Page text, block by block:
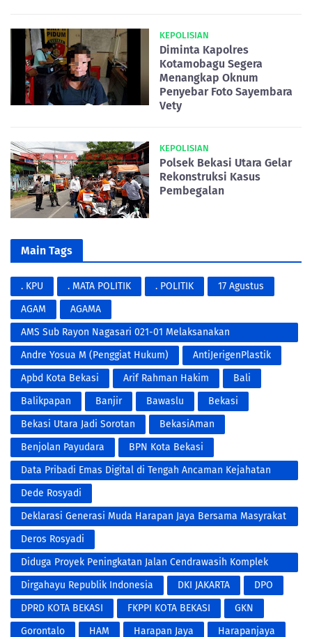
KEPOLISIAN
Diminta Kapolres
Kotamobagu Segera
Menangkap Oknum
Penyebar Foto Sayembara
Vety
KEPOLISIAN
Polsek Bekasi Utara Gelar
Rekonstruksi Kasus
Pembegalan
Main Tags
. KPU . MATA POLITIK . POLITIK
17 Agustus
AGAM
AGAMA
AMS Sub Rayon Nagasari 021-01 Melaksanakan
Penyemprotan Fogging DBD
Andre Yosua M (Penggiat Hukum)
AntiJerigenPlastik
Apbd Kota Bekasi
Arif Rahman Hakim
Bali
Balikpapan
Banjir Bawaslu
Bekasi
Bekasi Utara Jadi Sorotan
BekasiAman
Benjolan Payudara
BPN Kota Bekasi
Data Pribadi Emas Digital di Tengah Ancaman Kejahatan
Modern
Dede Rosyadi
Deklarasi Generasi Muda Harapan Jaya Bersama Masyrakat
RW 001 Untuk Pemenangan Paslon NO.3 Tri Adhianto RIDHO
Deros Rosyadi
Diduga Proyek Peningkatan Jalan Cendrawasih Komplek
Bumi Makmur Kota Bekasi
Dirgahayu Republik Indonesia DKI JAKARTA
DPO
DPRD KOTA BEKASI
FKPPI KOTA BEKASI
GKN
Gorontalo
HAM Harapan Jaya
Harapanjaya